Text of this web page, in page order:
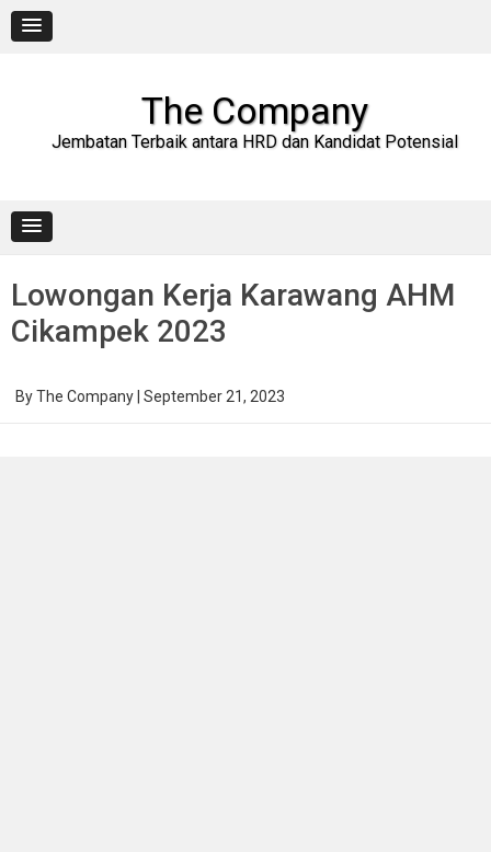
content
The Company
Jembatan Terbaik antara HRD dan Kandidat Potensial
Lowongan Kerja Karawang AHM
Cikampek 2023
ByThe Company September 21, 2023